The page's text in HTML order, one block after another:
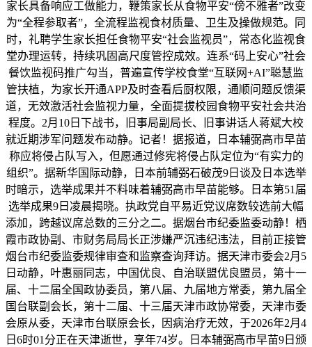
家长具备响应工做能力，鞭策家长从食物平安“傍不雅者”改变
为“全程参取者”，全流程监视食材质量、卫生及操做规范。同
时，礼聘学生家长担任食物平安“社会监视员”，常态化监视食
堂办理运转，持续巩固高尺度管控成效。连系“码上安心”社会
餐饮监视码推广勾当，普遍宣传学校食堂“互联网+AI”聪慧监
管扶植，为家长开通APP及时查看后厨权限，通顺问题反馈渠
道，无效激活社会监视力量，全面提拔校园食物平安社会共治
程度。2月10日下战书，旧事局副局长、旧事讲话人蒋斌大校
就近期涉军问题发布动静。记者！据报道，日本辅弼高市早苗
称应将侵占队写入，但愿通过修宪将侵占队定位为“有实力的
组织”。据新华国际动静，日本前辅弼石破茂9日谈及日本选举
时暗示，选举成果并不料味着辅弼高市早苗能够。日本第51届
选举成果9日凌晨揭晓。执政党自平易近党议席数较选前大幅
添加，跨越议席总数的三分之二。据烟台市纪委监委动静！栖
霞市政协副、市财务局局长正涉嫌严沉违纪违法，目前正接管
烟台市纪委监委规律审查和监察查询拜访。据天津市委会2月5
日动静，叶惠丽同志，中国优良、自治联盟优良盟员，第十一
届、十二届全国政协委员，第八届、九届地方常委，第九届全
国台联副会长，第十二届、十三届天津市政协常委，天津市委
会原从委，天津市台联原会长，因病治疗无效，于2026年2月4
日6时01分正在天津逝世，享年74岁。日本辅弼高市早苗9日颁